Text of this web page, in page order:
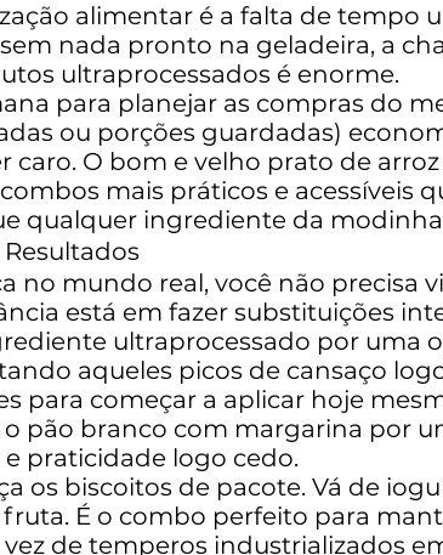
alimentar é a falta de tempo
nada pronto na geladeira, a
ultraprocessados é enorme.
para planejar as compras do
ou porções guardadas)
caro. O bom e velho prato de
mais práticos e acessíveis
qualquer ingrediente da
no mundo real, você não precisa
está em fazer substituições
ultraprocessado por uma
aqueles picos de cansaço
para começar a aplicar hoje
o pão branco com margarina por
praticidade logo cedo.
os biscoitos de pacote. Vá de
É o combo perfeito para
de temperos industrializados